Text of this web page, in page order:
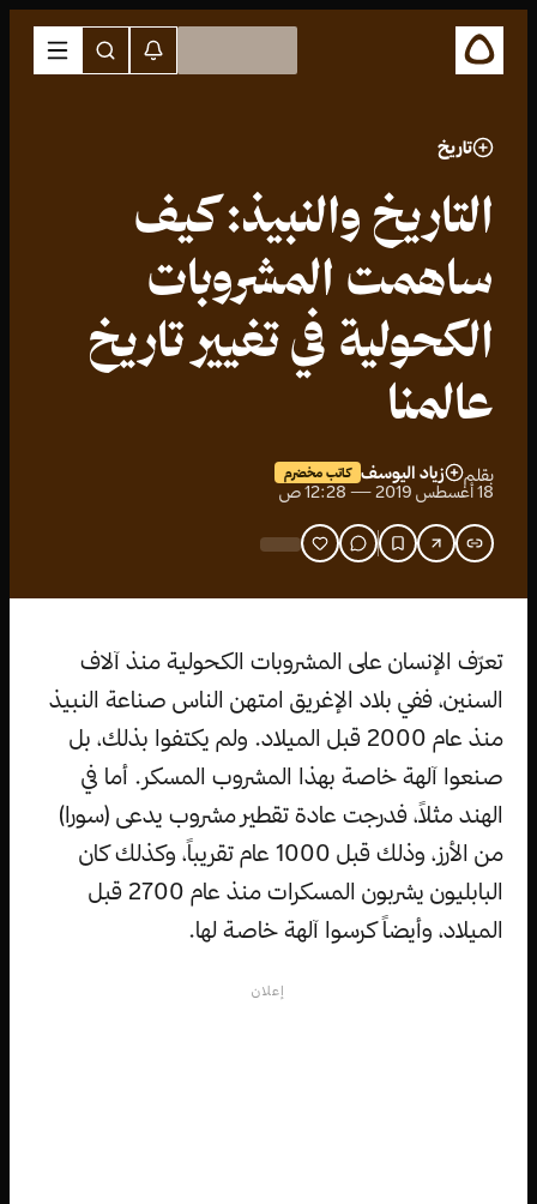
تاريخ
التاريخ والنبيذ: كيف
ساهمت المشروبات
الكحولية في تغيير تاريخ
عالمنا
بقلم زياد اليوسف كاتب مخضرم
18 أغسطس 2019 — 12:28 ص
تعرّف الإنسان على المشروبات الكحولية منذ آلاف
السنين، ففي بلاد الإغريق امتهن الناس صناعة النبيذ
منذ عام 2000 قبل الميلاد. ولم يكتفوا بذلك، بل
صنعوا آلهة خاصة بهذا المشروب المسكر. أما في
الهند مثلاً، فدرجت عادة تقطير مشروب يدعى (سورا)
من الأرز، وذلك قبل 1000 عام تقريباً، وكذلك كان
البابليون يشربون المسكرات منذ عام 2700 قبل
الميلاد، وأيضاً كرسوا آلهة خاصة لها.
إعلان